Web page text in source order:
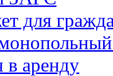
для
в аренду